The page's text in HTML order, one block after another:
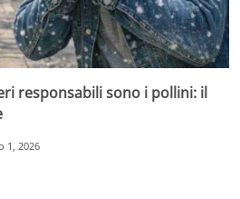
responsabili sono i pollini: il
1, 2026